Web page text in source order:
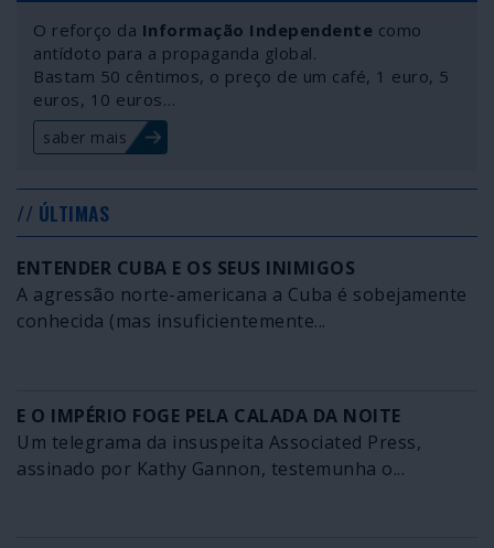
O reforço da Informação Independente como
antídoto para a propaganda global.
Bastam 50 cêntimos, o preço de um café, 1 euro, 5
euros, 10 euros…
saber mais
// ÚLTIMAS
ENTENDER CUBA E OS SEUS INIMIGOS
A agressão norte-americana a Cuba é sobejamente
conhecida (mas insuficientemente...
E O IMPÉRIO FOGE PELA CALADA DA NOITE
Um telegrama da insuspeita Associated Press,
assinado por Kathy Gannon, testemunha o...